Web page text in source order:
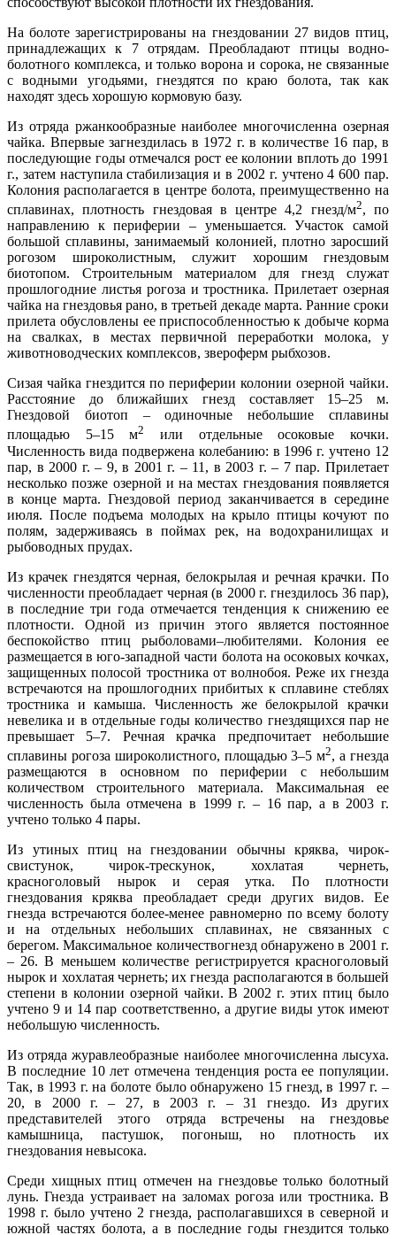
На болоте зарегистрированы на гнездовании 27 видов птиц,
принадлежащих к 7 отрядам. Преобладают птицы водно-
болотного комплекса, и только ворона и сорока, не связанные
с водными угодьями, гнездятся по краю болота, так как
находят здесь хорошую кормовую базу.
Из отряда ржанкообразные наиболее многочисленна озерная
чайка. Впервые загнездилась в 1972 г. в количестве 16 пар, в
последующие годы отмечался рост ее колонии вплоть до 1991
г., затем наступила стабилизация и в 2002 г. учтено 4 600 пар.
Колония располагается в центре болота, преимущественно на
сплавинах, плотность гнездовая в центре 4,2 гнезд/м2, по
направлению к периферии – уменьшается. Участок самой
большой сплавины, занимаемый колонией, плотно заросший
рогозом широколистным, служит хорошим гнездовым
биотопом. Строительным материалом для гнезд служат
прошлогодние листья рогоза и тростника. Прилетает озерная
чайка на гнездовья рано, в третьей декаде марта. Ранние сроки
прилета обусловлены ее приспособленностью к добыче корма
на свалках, в местах первичной переработки молока, у
животноводческих комплексов, звероферм рыбхозов.
Сизая чайка гнездится по периферии колонии озерной чайки.
Расстояние до ближайших гнезд составляет 15–25 м.
Гнездовой биотоп – одиночные небольшие сплавины
площадью 5–15 м2
или отдельные осоковые кочки.
Численность вида подвержена колебанию: в 1996 г. учтено 12
пар, в 2000 г. – 9, в 2001 г. – 11, в 2003 г. – 7 пар. Прилетает
несколько позже озерной и на местах гнездования появляется
в конце марта. Гнездовой период заканчивается в середине
июля. После подъема молодых на крыло птицы кочуют по
полям, задерживаясь в поймах рек, на водохранилищах и
рыбоводных прудах.
Из крачек гнездятся черная, белокрылая и речная крачки. По
численности преобладает черная (в 2000 г. гнездилось 36 пар),
в последние три года отмечается тенденция к снижению ее
плотности. Одной из причин этого является постоянное
беспокойство птиц рыболовами–любителями. Колония ее
размещается в юго-западной части болота на осоковых кочках,
защищенных полосой тростника от волнобоя. Реже их гнезда
встречаются на прошлогодних прибитых к сплавине стеблях
тростника и камыша. Численность же белокрылой крачки
невелика и в отдельные годы количество гнездящихся пар не
превышает 5–7. Речная крачка предпочитает небольшие
сплавины рогоза широколистного, площадью 3–5 м2, а гнезда
размещаются в основном по периферии с небольшим
количеством строительного материала. Максимальная ее
численность была отмечена в 1999 г. – 16 пар, а в 2003 г.
учтено только 4 пары.
Из утиных птиц на гнездовании обычны кряква, чирок-
свистунок, чирок-трескунок, хохлатая чернеть,
красноголовый нырок и серая утка. По плотности
гнездования кряква преобладает среди других видов. Ее
гнезда встречаются более-менее равномерно по всему болоту
и на отдельных небольших сплавинах, не связанных с
берегом. Максимальное количествогнезд обнаружено в 2001 г.
– 26. В меньшем количестве регистрируется красноголовый
нырок и хохлатая чернеть; их гнезда располагаются в большей
степени в колонии озерной чайки. В 2002 г. этих птиц было
учтено 9 и 14 пар соответственно, а другие виды уток имеют
небольшую численность.
Из отряда журавлеобразные наиболее многочисленна лысуха.
В последние 10 лет отмечена тенденция роста ее популяции.
Так, в 1993 г. на болоте было обнаружено 15 гнезд, в 1997 г. –
20, в 2000 г. – 27, в 2003 г. – 31 гнездо. Из других
представителей этого отряда встречены на гнездовье
камышница, пастушок, погоныш, но плотность их
гнездования невысока.
Среди хищных птиц отмечен на гнездовье только болотный
лунь. Гнезда устраивает на заломах рогоза или тростника. В
1998 г. было учтено 2 гнезда, располагавшихся в северной и
южной частях болота, а в последние годы гнездится только